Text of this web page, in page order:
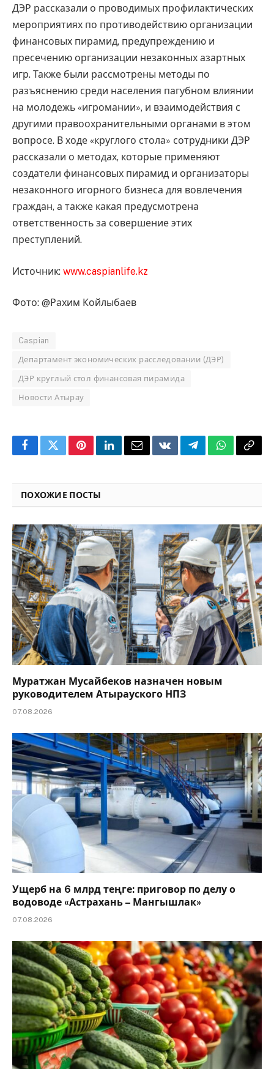
ДЭР рассказали о проводимых профилактических
мероприятиях по противодействию организации
финансовых пирамид, предупреждению и
пресечению организации незаконных азартных
игр. Также были рассмотрены методы по
разъяснению среди населения пагубном влиянии
на молодежь «игромании», и взаимодействия с
другими правоохранительными органами в этом
вопросе. В ходе «круглого стола» сотрудники ДЭР
рассказали о методах, которые применяют
создатели финансовых пирамид и организаторы
незаконного игорного бизнеса для вовлечения
граждан, а также какая предусмотрена
ответственность за совершение этих
преступлений.
Источник: www.caspianlife.kz
Фото: @Рахим Койлыбаев
Caspian
Департамент экономических расследовании (ДЭР)
ДЭР круглый стол финансовая пирамида
Новости Атырау
FacebookTwitterPinterestLinkedInEmailVKontakteTelegramWhatsApp
Copy
ПОХОЖИЕ ПОСТЫ
Муратжан Мусайбеков назначен новым
руководителем Атырауского НПЗ
07.08.2026
Ущерб на 6 млрд теңге: приговор по делу о
водоводе «Астрахань – Мангышлак»
07.08.2026